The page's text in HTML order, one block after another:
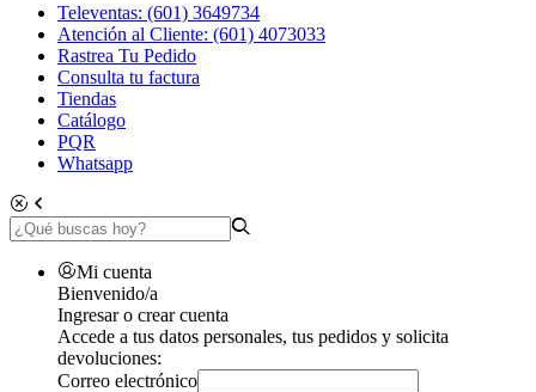
Televentas: (601) 3649734
Atención al Cliente: (601) 4073033
Rastrea Tu Pedido
Consulta tu factura
Tiendas
Catálogo
PQR
Whatsapp
Mi cuenta
Bienvenido/a
Ingresar o crear cuenta
Accede a tus datos personales, tus pedidos y solicita
devoluciones:
Correo electrónico